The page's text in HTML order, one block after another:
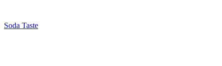
Soda Taste